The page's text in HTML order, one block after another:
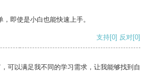
即使是小白也能快速上手。
支持[0] 反对[0]
可以满足我不同的学习需求，让我能够找到自